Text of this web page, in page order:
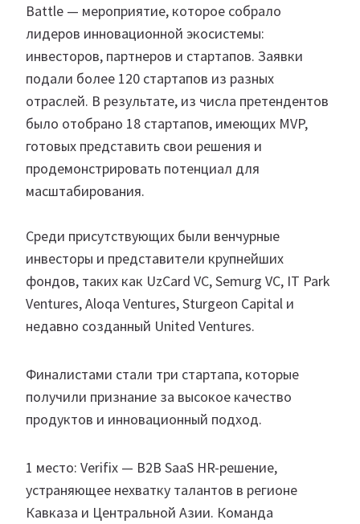
Battle — мероприятие, которое собрало
лидеров инновационной экосистемы:
инвесторов, партнеров и стартапов. Заявки
подали более 120 стартапов из разных
отраслей. В результате, из числа претендентов
было отобрано 18 стартапов, имеющих MVP,
готовых представить свои решения и
продемонстрировать потенциал для
масштабирования.
Среди присутствующих были венчурные
инвесторы и представители крупнейших
фондов, таких как UzCard VC, Semurg VC, IT Park
Ventures, Aloqa Ventures, Sturgeon Capital и
недавно созданный United Ventures.
Финалистами стали три стартапа, которые
получили признание за высокое качество
продуктов и инновационный подход.
1 место: Verifix — B2B SaaS HR-решение,
устраняющее нехватку талантов в регионе
Кавказа и Центральной Азии. Команда